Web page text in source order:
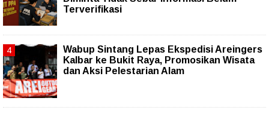
Terverifikasi
Wabup Sintang Lepas Ekspedisi Areingers
Kalbar ke Bukit Raya, Promosikan Wisata
dan Aksi Pelestarian Alam